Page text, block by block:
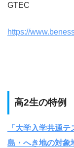
GTEC
https://
高2生の特例
「大学入学共通
島・へき地の対象